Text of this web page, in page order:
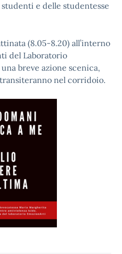
e delle studentesse
(8.05-8.20) all’interno
del Laboratorio
breve azione scenica,
nel corridoio.